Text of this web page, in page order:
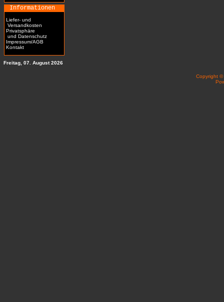
Informationen
Liefer- und
Versandkosten
Privatsphäre
und Datenschutz
Impressum/AGB
Kontakt
Freitag, 07. August 2026
Copyright